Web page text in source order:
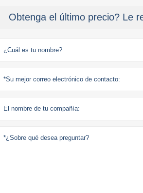
Obtenga el último precio? Le